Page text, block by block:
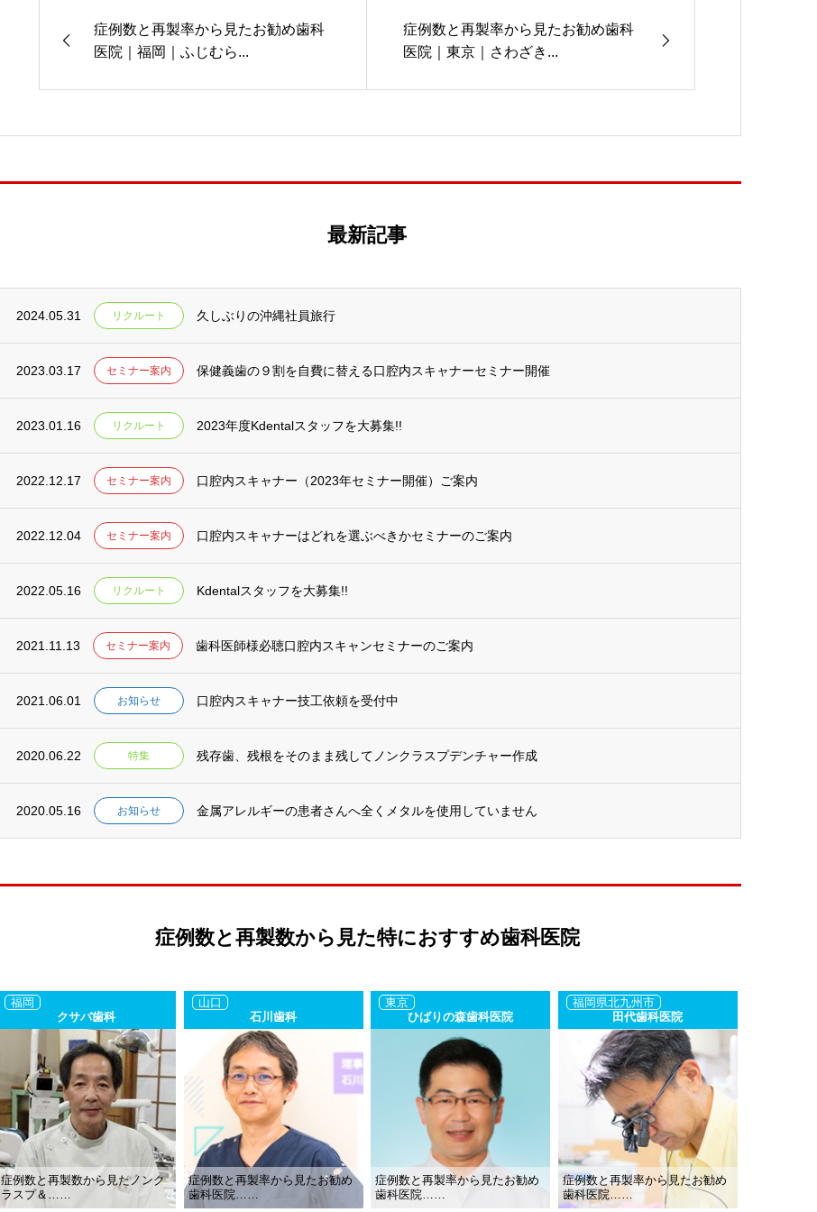
症例数と再製率から見たお勧め歯科
医院｜福岡｜ふじむら...
症例数と再製率から見たお勧め歯科
医院｜東京｜さわざき...
最新記事
2024.05.31 リクルート 久しぶりの沖縄社員旅行
2023.03.17 セミナー案内 保健義歯の９割を自費に替える口腔内スキャナーセミナー開催
2023.01.16 リクルート 2023年度Kdentalスタッフを大募集!!
2022.12.17 セミナー案内 口腔内スキャナー（2023年セミナー開催）ご案内
2022.12.04 セミナー案内 口腔内スキャナーはどれを選ぶべきかセミナーのご案内
2022.05.16 リクルート Kdentalスタッフを大募集!!
2021.11.13 セミナー案内 歯科医師様必聴口腔内スキャンセミナーのご案内
2021.06.01 お知らせ 口腔内スキャナー技工依頼を受付中
2020.06.22 特集 残存歯、残根をそのまま残してノンクラスプデンチャー作成
2020.05.16 お知らせ 金属アレルギーの患者さんへ全くメタルを使用していません
症例数と再製数から見た特におすすめ歯科医院
福岡
クサバ歯科
症例数と再製数から見たノンク
ラスプ＆……
山口
石川歯科
症例数と再製率から見たお勧め
歯科医院……
東京
ひばりの森歯科医院
症例数と再製率から見たお勧め
歯科医院……
福岡県北九州市
田代歯科医院
症例数と再製率から見たお勧め
歯科医院……